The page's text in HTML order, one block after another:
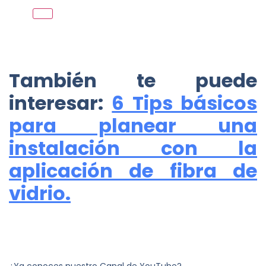
También te puede
interesar: 6 Tips básicos
para planear una
instalación con la
aplicación de fibra de
vidrio.